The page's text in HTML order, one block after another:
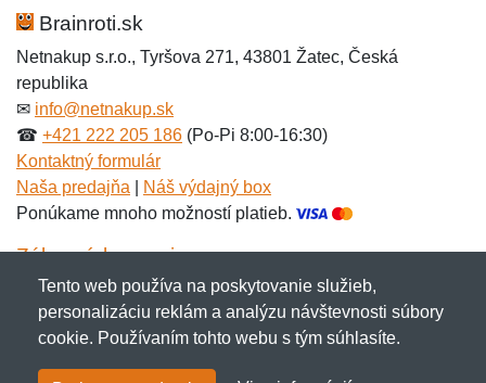
Brainroti.sk
Netnakup s.r.o., Tyršova 271, 43801 Žatec, Česká
republika
✉ info@netnakup.sk
☎ +421 222 205 186 (Po-Pi 8:00-16:30)
Kontaktný formulár
Naša predajňa
Náš výdajný box
Ponúkame mnoho možností platieb.
Zákaznícky servis
Novinky emailom
Tento web používa na poskytovanie služieb,
personalizáciu reklám a analýzu návštevnosti súbory
cookie. Používaním tohto webu s tým súhlasíte.